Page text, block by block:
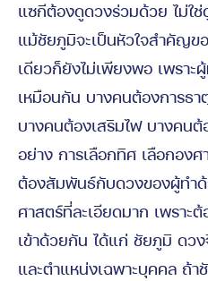
แซกีต้องดูดวงร่วมด้วย ไม่ใ
แม้ชัยภูมิจะเป็นหัวใจสำคัญ
เดียวก็ยังไม่เพียงพอ เพราะ
เหมือนกัน บางคนต้องการธา
บางคนต้องเสริมไฟ บางคน
อย่าง การเลือกทิศ เลือกอง
ต้องสัมพันธ์กับดวงของผู้ทำ
ศาสตร์ที่ละเอียดมาก เพราะ
เข้าด้วยกัน ได้แก่ ชัยภูมิ ดว
และตำแหน่งเฉพาะบุคคล ถ้า